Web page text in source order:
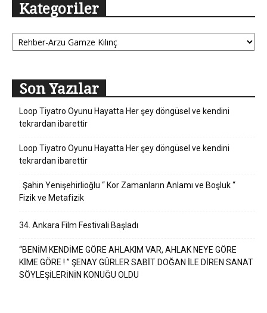
Kategoriler
Kategoriler
Son Yazılar
Loop Tiyatro Oyunu Hayatta Her şey döngüsel ve kendini
tekrardan ibarettir
Loop Tiyatro Oyunu Hayatta Her şey döngüsel ve kendini
tekrardan ibarettir
Şahin Yenişehirlioğlu “ Kor Zamanların Anlamı ve Boşluk “
Fizik ve Metafizik
34. Ankara Film Festivali Başladı
“BENİM KENDİME GÖRE AHLAKIM VAR, AHLAK NEYE GÖRE
KİME GÖRE ! ” ŞENAY GÜRLER SABİT DOĞAN İLE DİREN SANAT
SÖYLEŞİLERİNİN KONUĞU OLDU